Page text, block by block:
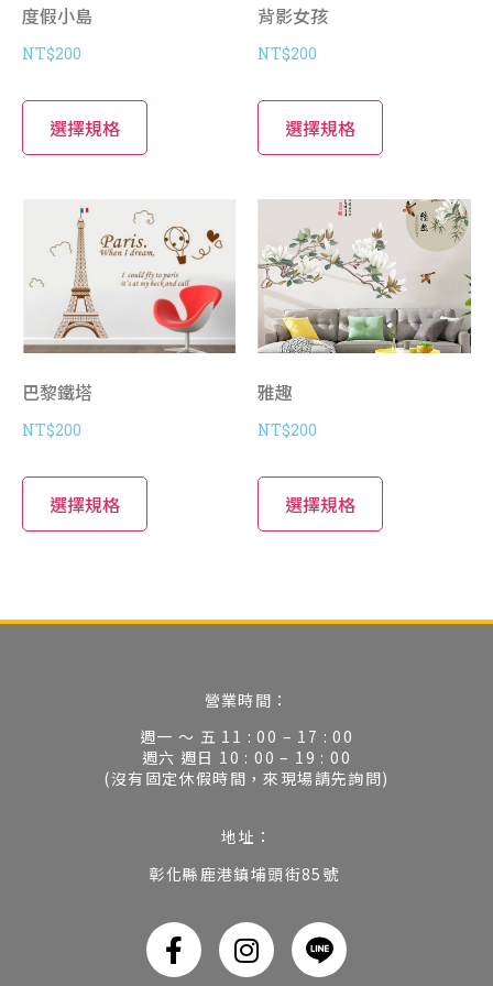
度假小島
NT$200
選擇規格
背影女孩
NT$200
選擇規格
巴黎鐵塔
NT$200
選擇規格
雅趣
NT$200
選擇規格
營業時間：
週一 ～ 五 11 : 00 – 17 : 00
週六 週日 10 : 00 – 19 : 00
(沒有固定休假時間，來現場請先詢問)
地址：
彰化縣鹿港鎮埔頭街85號